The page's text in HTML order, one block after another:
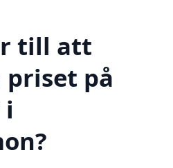
till att
priset på
i